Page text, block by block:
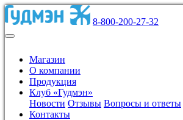
8-800-200-27-32
Магазин
О компании
Продукция
Клуб «Гудмэн»
Новости Отзывы Вопросы и ответы
Контакты